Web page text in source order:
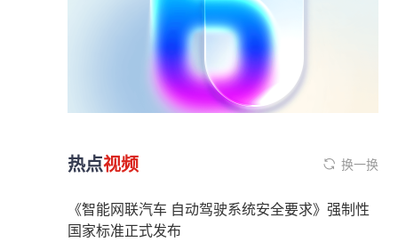
热点视频 换一换
《智能网联汽车 自动驾驶系统安全要求》强制性
国家标准正式发布